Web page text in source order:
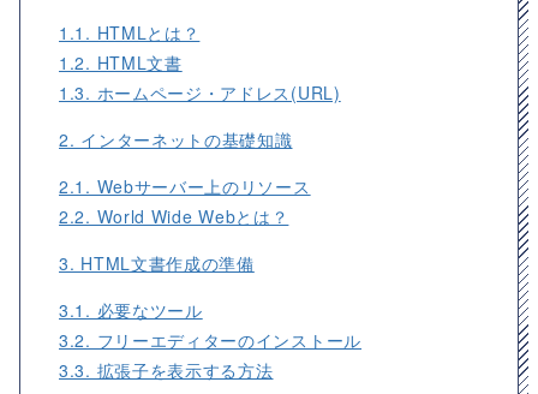
1.1. HTMLとは？
1.2. HTML文書
1.3. ホームページ・アドレス(URL)
2. インターネットの基礎知識
2.1. Webサーバー上のリソース
2.2. World Wide Webとは？
3. HTML文書作成の準備
3.1. 必要なツール
3.2. フリーエディターのインストール
3.3. 拡張子を表示する方法